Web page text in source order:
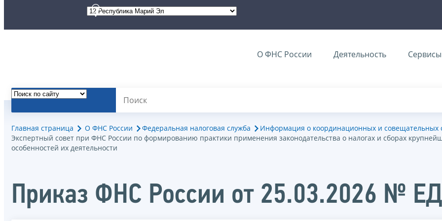
О ФНС России Деятельность Сервисы
Главная страница О ФНС России Федеральная налоговая служба
Информация о координационных и совещательных
Экспертный совет при ФНС России по формированию практики применения законодательства о налогах и сборах
особенностей их деятельности
Приказ ФНС России от 25.03.2026 №